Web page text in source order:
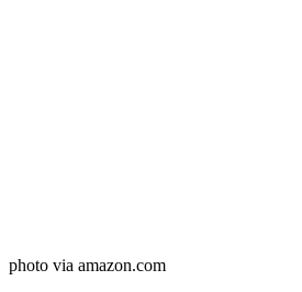
photo via amazon.com